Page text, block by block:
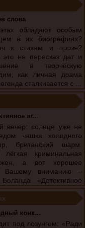
...
слова
обладают особым
в их биографиях?
к стихам и прозе?
не пересказ дат и
в творческую
как личная драма
сталкивается с ...
аг...
вечер: солнце уже не
чашка холодного
британский шарм.
криминальная
а вот хорошее
Вашему вниманию –
«Детективное
магазин»: 1.
конк...
под лозунгом: «Ради